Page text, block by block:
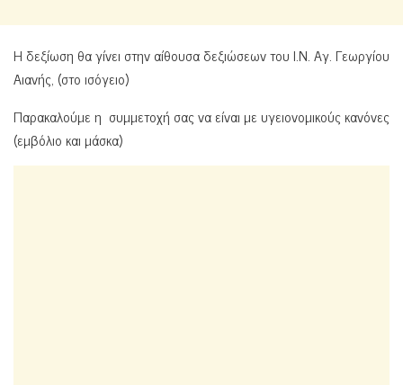
Η δεξίωση θα γίνει στην αίθουσα δεξιώσεων του Ι.Ν. Αγ. Γεωργίου
Αιανής, (στο ισόγειο)
Παρακαλούμε η συμμετοχή σας να είναι με υγειονομικούς κανόνες
(εμβόλιο και μάσκα)